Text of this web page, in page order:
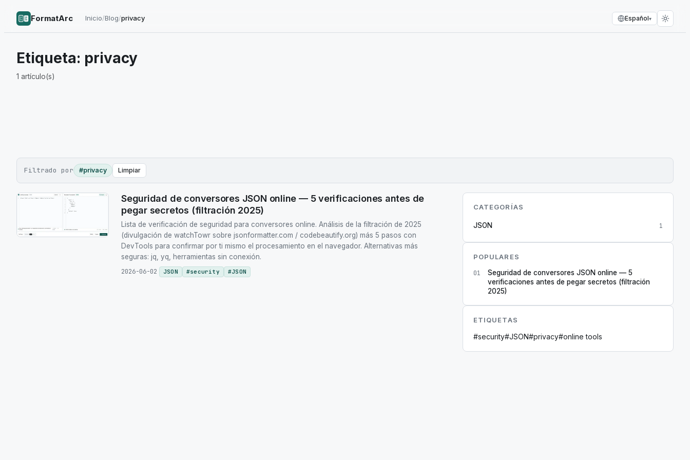
FormatArc Inicio/Blog/privacy Español▾
Etiqueta: privacy
1 artículo(s)
Filtrado por #privacy Limpiar
Seguridad de conversores JSON online — 5 verificaciones antes de
pegar secretos (filtración 2025)
Lista de verificación de seguridad para conversores online. Análisis de la filtración de 2025
(divulgación de watchTowr sobre jsonformatter.com / codebeautify.org) más 5 pasos con
DevTools para confirmar por ti mismo el procesamiento en el navegador. Alternativas más
seguras: jq, yq, herramientas sin conexión.
2026-06-02
JSON #security #JSON
CATEGORÍAS
JSON 1
POPULARES
01
Seguridad de conversores JSON online — 5
verificaciones antes de pegar secretos (filtración
2025)
ETIQUETAS
#security#JSON#privacy#online tools